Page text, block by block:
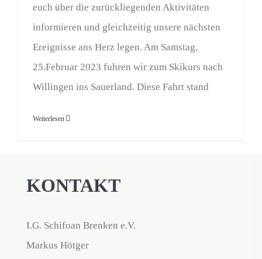
euch über die zurückliegenden Aktivitäten
informieren und gleichzeitig unsere nächsten
Ereignisse ans Herz legen. Am Samstag,
25.Februar 2023 fuhren wir zum Skikurs nach
Willingen ins Sauerland. Diese Fahrt stand
Weiterlesen
KONTAKT
I.G. Schifoan Brenken e.V.
Markus Hötger